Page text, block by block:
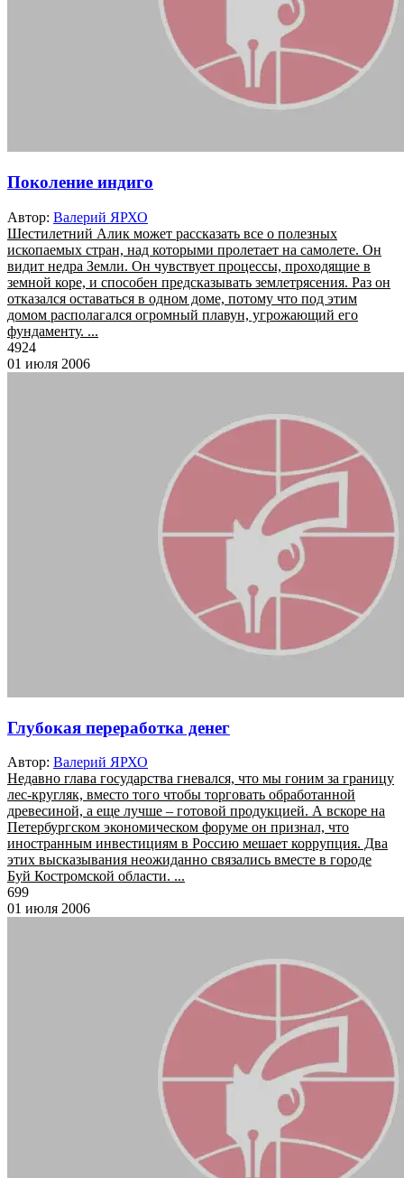
Поколение индиго
Автор: Валерий ЯРХО
Шестилетний Алик может рассказать все о полезных
ископаемых стран, над которыми пролетает на самолете. Он
видит недра Земли. Он чувствует процессы, проходящие в
земной коре, и способен предсказывать землетрясения. Раз он
отказался оставаться в одном доме, потому что под этим
домом располагался огромный плавун, угрожающий его
фундаменту. ...
4924
01 июля 2006
Глубокая переработка денег
Автор: Валерий ЯРХО
Недавно глава государства гневался, что мы гоним за границу
лес-кругляк, вместо того чтобы торговать обработанной
древесиной, а еще лучше – готовой продукцией. А вскоре на
Петербургском экономическом форуме он признал, что
иностранным инвестициям в Россию мешает коррупция. Два
этих высказывания неожиданно связались вместе в городе
Буй Костромской области. ...
699
01 июля 2006